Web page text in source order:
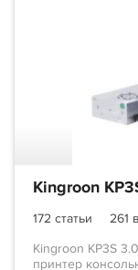
Kingroon
172 статьи
261
Kingroon KP3S
принтер